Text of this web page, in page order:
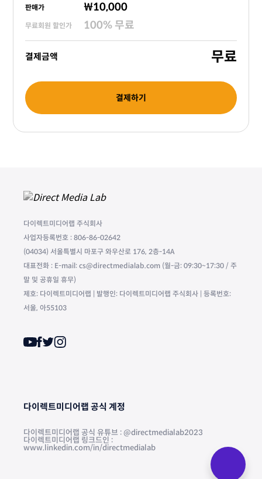
판매가 ₩10,000
무료회원 할인가 100% 무료
결제금액 무료
결제하기
다이렉트미디어랩 주식회사
사업자등록번호 : 806-86-02642
(04034) 서울특별시 마포구 와우산로 176, 2층-14A
대표전화 : E-mail: cs@directmedialab.com (월-금: 09:30~17:30 / 주
말 및 공휴일 휴무)
제호: 다이렉트미디어랩 | 발행인: 다이렉트미디어랩 주식회사 | 등록번호:
서울, 아55103
다이렉트미디어랩 공식 계정
다이렉트미디어랩 공식 유튜브 : @directmedialab2023
다이렉트미디어랩 링크드인 :
www.linkedin.com/in/directmedialab